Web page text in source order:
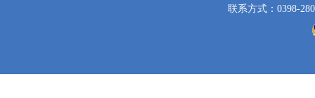
联系方式：0398-